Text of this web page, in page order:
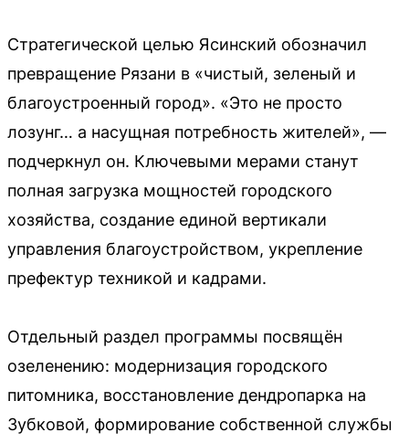
Стратегической целью Ясинский обозначил
превращение Рязани в «чистый, зеленый и
благоустроенный город». «Это не просто
лозунг… а насущная потребность жителей», —
подчеркнул он. Ключевыми мерами станут
полная загрузка мощностей городского
хозяйства, создание единой вертикали
управления благоустройством, укрепление
префектур техникой и кадрами.
Отдельный раздел программы посвящён
озеленению: модернизация городского
питомника, восстановление дендропарка на
Зубковой, формирование собственной службы